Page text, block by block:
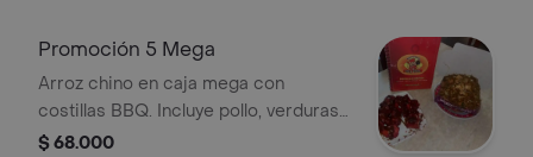
Promoción 5 Mega
Arroz chino en caja mega con
costillas BBQ. Incluye pollo, verduras y
brotes de soja.
$ 68.000